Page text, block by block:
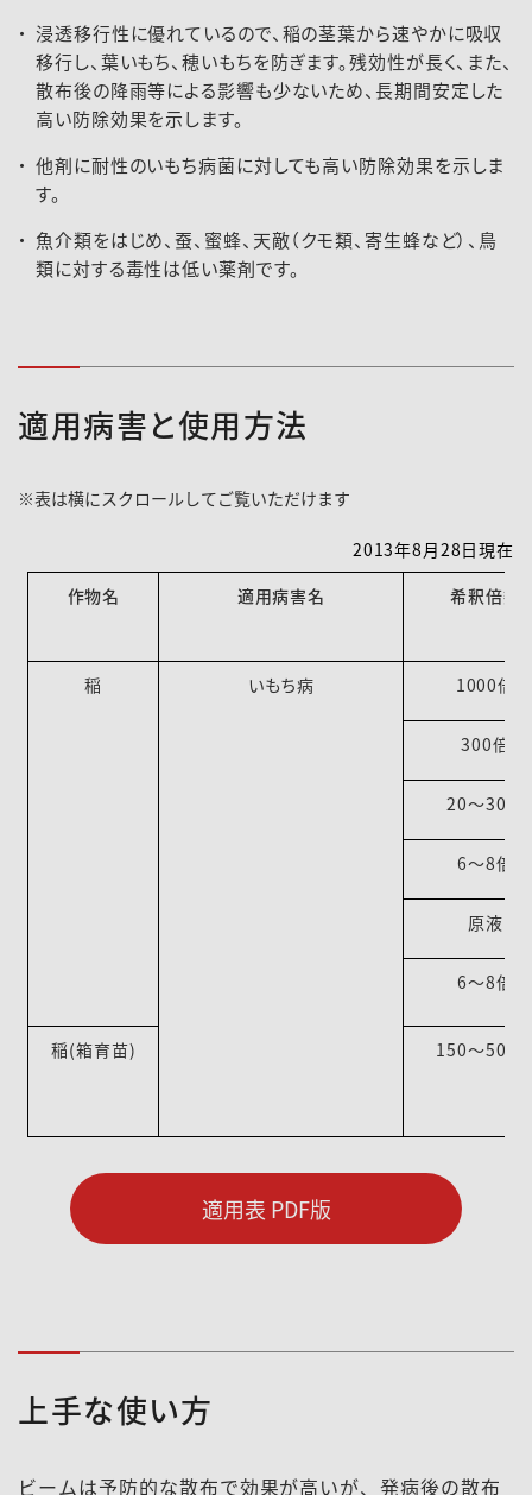
浸透移行性に優れているので、稲の茎葉から速やかに吸収
移行し、葉いもち、穂いもちを防ぎます。残効性が長く、また、
散布後の降雨等による影響も少ないため、長期間安定した
高い防除効果を示します。
他剤に耐性のいもち病菌に対しても高い防除効果を示しま
す。
魚介類をはじめ、蚕、蜜蜂、天敵（クモ類、寄生蜂など）、鳥
類に対する毒性は低い薬剤です。
適用病害と使用方法
2013年8月28日現在
作物名
適用病害名 希釈倍数
稲 いもち病 1000倍
300倍
20～30倍
6～8倍
原液
6～8倍
稲(箱育苗) 150～500
適用表 PDF版
上手な使い方
ビームは予防的な散布で効果が高いが、発病後の散布